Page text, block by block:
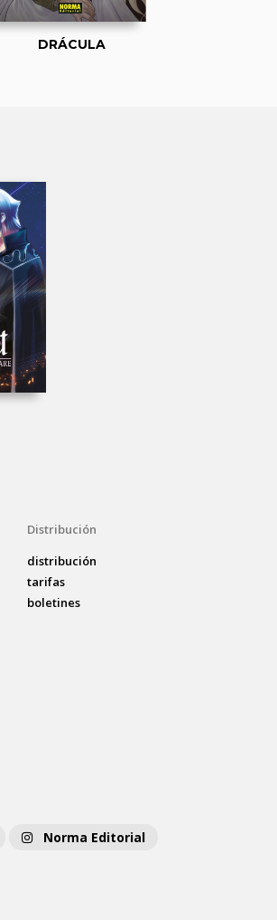
DRÁCULA
Distribución
distribución
tarifas
boletines
Norma Editorial